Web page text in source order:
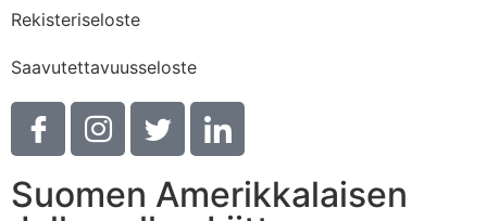
Rekisteriseloste
Saavutettavuusseloste
Suomen Amerikkalaisen